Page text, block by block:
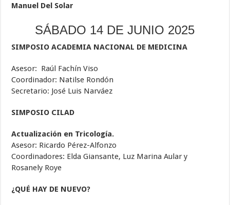
Manuel Del Solar
SÁBADO 14 DE JUNIO 2025
SIMPOSIO ACADEMIA NACIONAL DE MEDICINA
Asesor: Raúl Fachín Viso
Coordinador: Natilse Rondón
Secretario: José Luis Narváez
SIMPOSIO CILAD
Actualización en Tricología.
Asesor: Ricardo Pérez-Alfonzo
Coordinadores: Elda Giansante, Luz Marina Aular y
Rosanely Roye
¿QUÉ HAY DE NUEVO?